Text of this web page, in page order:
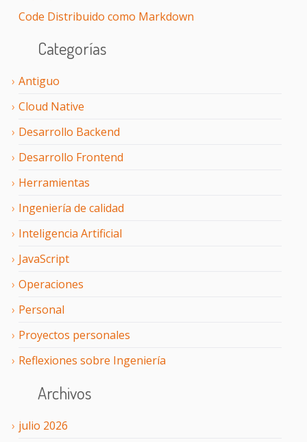
Code Distribuido como Markdown
Categorías
Antiguo
Cloud Native
Desarrollo Backend
Desarrollo Frontend
Herramientas
Ingeniería de calidad
Inteligencia Artificial
JavaScript
Operaciones
Personal
Proyectos personales
Reflexiones sobre Ingeniería
Archivos
julio 2026